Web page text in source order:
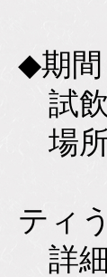
◆期間
試飲
場
大
ティ
詳